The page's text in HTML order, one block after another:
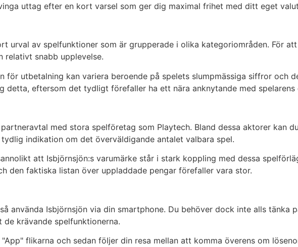
uttag efter en kort varsel som ger dig maximal frihet med ditt eget
urval av spelfunktioner som är grupperade i olika kategoriområden. För
relativt snabb upplevelse.
för utbetalning kan variera beroende på spelets slumpmässiga siffror och
detta, eftersom det tydligt förefaller ha ett nära anknytande med spelarens
med stora spelföretag som Playtech. Bland dessa aktorer kan
indikation om det överväldigande antalet valbara spel.
att Isbjörnsjön:s varumärke står i stark koppling med dessa
den faktiska listan över uppladdade pengar förefaller vara stor.
använda Isbjörnsjön via din smartphone. Du behöver dock inte alls tänka
krävande spelfunktionerna.
flikarna och sedan följer din resa mellan att komma överens om